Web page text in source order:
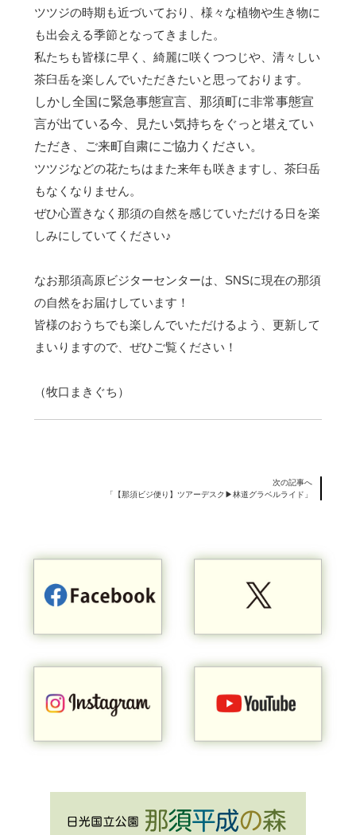
ツツジの時期も近づいており、様々な植物や生き物に
も出会える季節となってきました。
私たちも皆様に早く、綺麗に咲くつつじや、清々しい
茶臼岳を楽しんでいただきたいと思っております。
しかし全国に緊急事態宣言、那須町に非常事態宣
言が出ている今、見たい気持ちをぐっと堪えてい
ただき、ご来町自粛にご協力ください。
ツツジなどの花たちはまた来年も咲きますし、茶臼岳
もなくなりません。
ぜひ心置きなく那須の自然を感じていただける日を楽
しみにしていてください♪
なお那須高原ビジターセンターは、SNSに現在の那須
の自然をお届けしています！
皆様のおうちでも楽しんでいただけるよう、更新して
まいりますので、ぜひご覧ください！
（牧口まきぐち）
次の記事へ
「【那須ビジ便り】ツアーデスク▶林道グラベルライド」